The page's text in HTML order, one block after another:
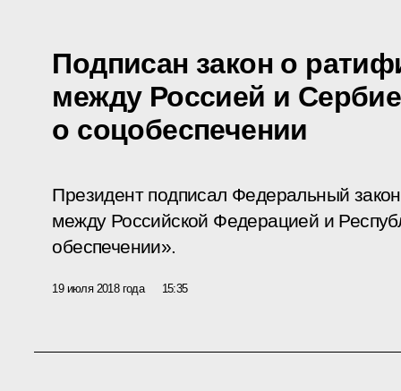
Подписан закон о
между Россией и
о соцобеспечении
Президент подписал Федеральный
между Российской Федерацией и
обеспечении».
19 июля 2018 года 15:35